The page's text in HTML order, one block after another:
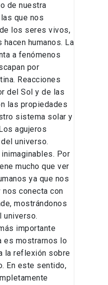
de nuestra
que nos
los seres vivos,
humanos. La
a fenómenos
por
Reacciones
del Sol y de las
las propiedades
sistema solar y
agujeros
universo.
Por
mucho que ver
ya que nos
conecta con
mostrándonos
universo.
importante
es mostrarnos lo
la reflexión sobre
En este sentido,